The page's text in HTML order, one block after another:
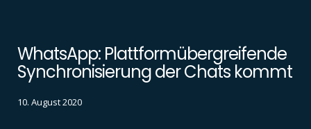
WhatsApp: Plattformübergreifende
Synchronisierung der Chats kommt
10. August 2020